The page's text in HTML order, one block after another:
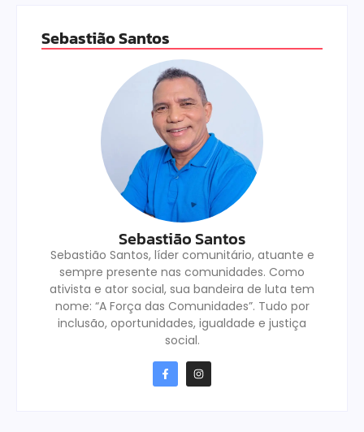
Sebastião Santos
Sebastião Santos
Sebastião Santos, líder comunitário, atuante e
sempre presente nas comunidades. Como
ativista e ator social, sua bandeira de luta tem
nome: “A Força das Comunidades”. Tudo por
inclusão, oportunidades, igualdade e justiça
social.